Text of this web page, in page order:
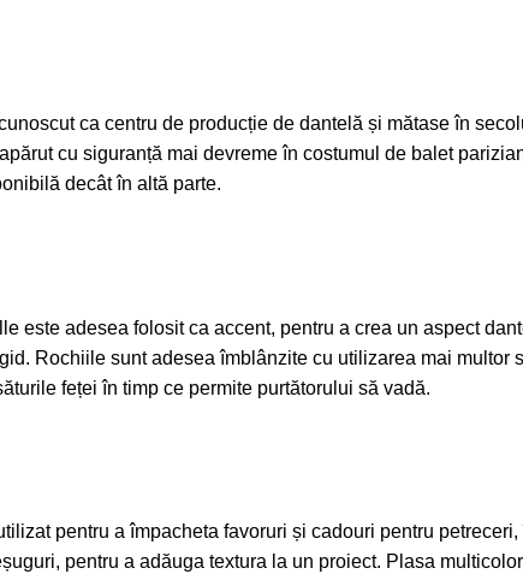
ca centru de producție de dantelă și mătase în
cu siguranță mai devreme în costumul de balet
decât în ​​altă parte.
este adesea folosit ca accent, pentru a crea un aspect
Rochiile sunt adesea îmblânzite cu utilizarea mai multor
feței în timp ce permite purtătorului să vadă.
pentru a împacheta favoruri și cadouri pentru
pentru a adăuga textura la un proiect. Plasa